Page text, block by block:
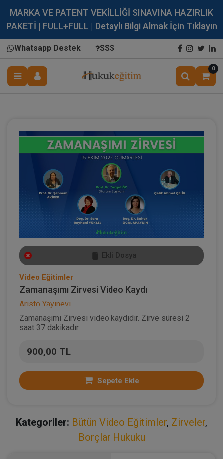
MARKA VE PATENT VEKİLLİĞİ SINAVINA HAZIRLIK
PAKETİ | FULL+FULL | Detaylı Bilgi Almak İçin Tıklayın
Whatsapp Destek SSS
0
Ekli Dosya
Video Eğitimler
Zamanaşımı Zirvesi Video Kaydı
Aristo Yayınevi
Zamanaşımı Zirvesi video kaydıdır. Zirve süresi 2
saat 37 dakikadır.
900,00 TL
Sepete Ekle
Kategoriler: Bütün Video Eğitimler, Zirveler,
Borçlar Hukuku